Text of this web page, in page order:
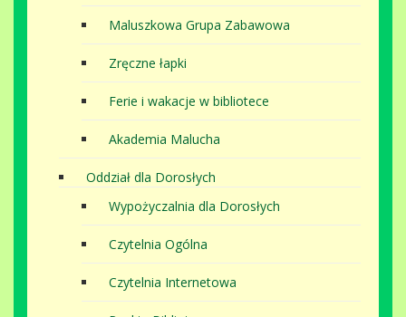
Maluszkowa Grupa Zabawowa
Zręczne łapki
Ferie i wakacje w bibliotece
Akademia Malucha
Oddział dla Dorosłych
Wypożyczalnia dla Dorosłych
Czytelnia Ogólna
Czytelnia Internetowa